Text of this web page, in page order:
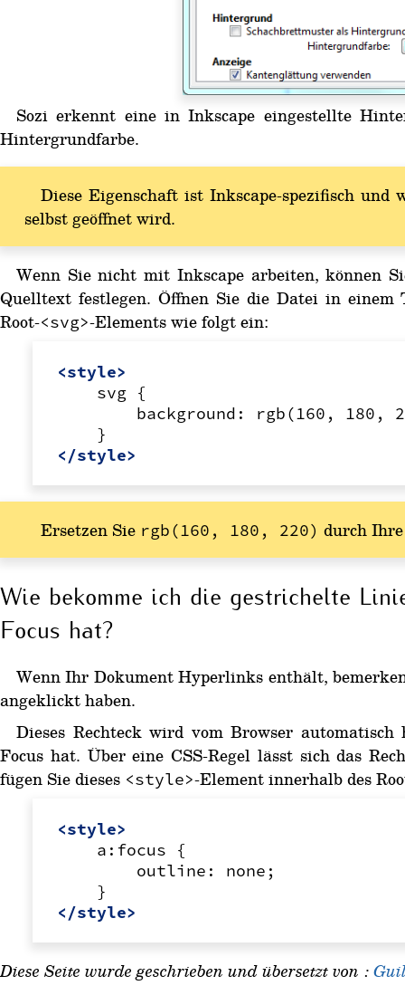
Sozi erkennt eine in Inkscape eingestellte
Hintergrundfarbe.
Diese Eigenschaft ist Inkscape-spezifisch
selbst geöffnet wird.
Wenn Sie nicht mit Inkscape arbeiten, können
Quelltext festlegen. Öffnen Sie die Datei in
Root-<svg>-Elements wie folgt ein:
<style>
svg
background:
rgb(160,
180,
</style>
Ersetzen Sie rgb(160, 180, 220) durch
Wie bekomme ich die gestrichelte
Focus hat?
Wenn Ihr Dokument Hyperlinks enthält,
angeklickt haben.
Dieses Rechteck wird vom Browser
Focus hat. Über eine CSS-Regel lässt sich das
fügen Sie dieses <style>-Element innerhalb des
<style>
a:focus
outline:
</style>
Diese Seite wurde geschrieben und übersetzt von :